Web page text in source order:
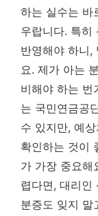
하는 실수는 바
우랍니다. 특히
반영해야 하니,
요. 제가 아는
비해야 하는 번
는 국민연금공
수 있지만, 예
확인하는 것이
가 가장 중요해
렵다면, 대리인
분증도 잊지 말